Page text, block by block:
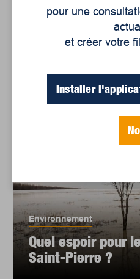
aux lacs et aux
Environnement
Quel espoir pour
Saint-Pierre ?
pour une
et créer votre
Installer